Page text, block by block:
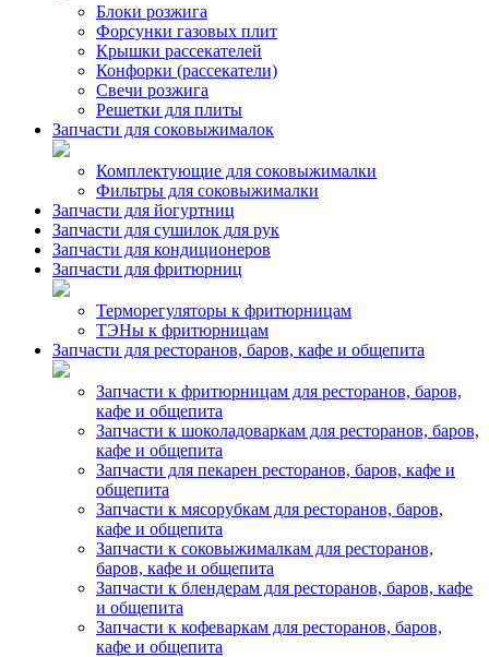
Блоки розжига
Форсунки газовых плит
Крышки рассекателей
Конфорки (рассекатели)
Свечи розжига
Решетки для плиты
Запчасти для соковыжималок
Комплектующие для соковыжималки
Фильтры для соковыжималки
Запчасти для йогуртниц
Запчасти для сушилок для рук
Запчасти для кондиционеров
Запчасти для фритюрниц
Терморегуляторы к фритюрницам
ТЭНы к фритюрницам
Запчасти для ресторанов, баров, кафе и общепита
Запчасти к фритюрницам для ресторанов, баров,
кафе и общепита
Запчасти к шоколадоваркам для ресторанов, баров,
кафе и общепита
Запчасти для пекарен ресторанов, баров, кафе и
общепита
Запчасти к мясорубкам для ресторанов, баров,
кафе и общепита
Запчасти к соковыжималкам для ресторанов,
баров, кафе и общепита
Запчасти к блендерам для ресторанов, баров, кафе
и общепита
Запчасти к кофеваркам для ресторанов, баров,
кафе и общепита